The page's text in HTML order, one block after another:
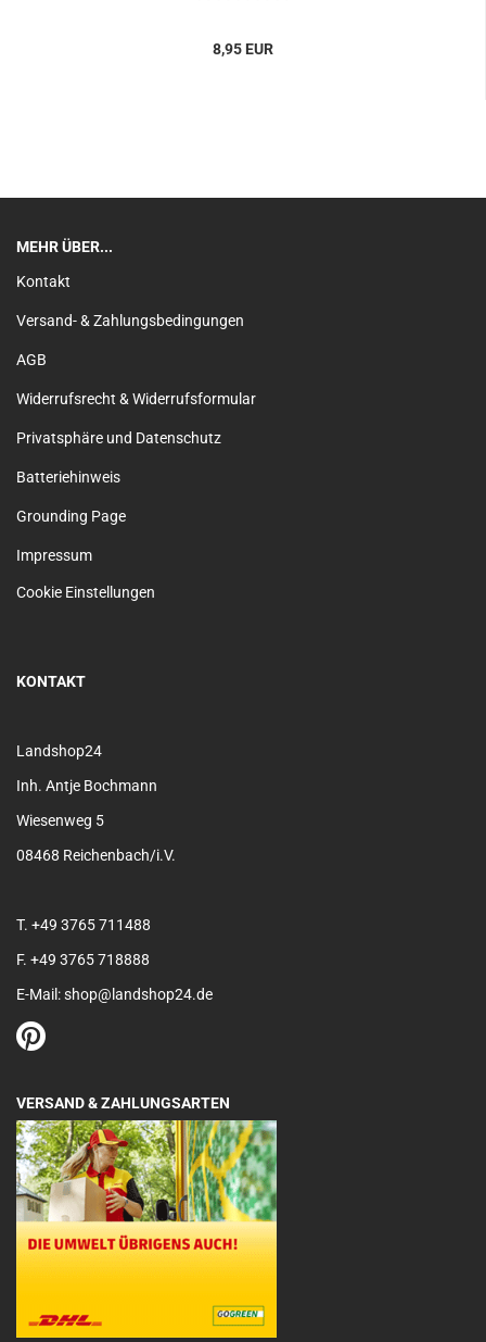
8,95 EUR
MEHR ÜBER...
Kontakt
Versand- & Zahlungsbedingungen
AGB
Widerrufsrecht & Widerrufsformular
Privatsphäre und Datenschutz
Batteriehinweis
Grounding Page
Impressum
Cookie Einstellungen
KONTAKT
Landshop24
Inh. Antje Bochmann
Wiesenweg 5
08468 Reichenbach/i.V.
T. +49 3765 711488
F. +49 3765 718888
E-Mail: shop@landshop24.de
VERSAND & ZAHLUNGSARTEN